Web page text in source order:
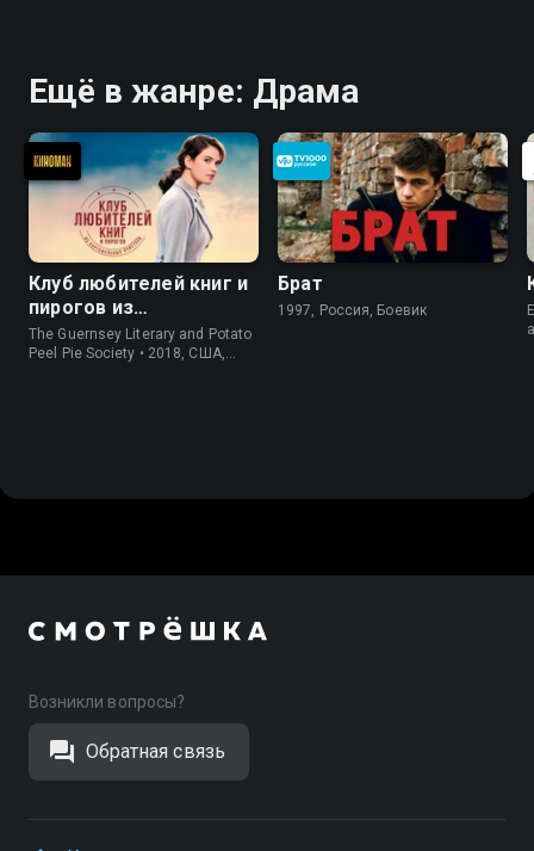
Ещё в жанре: Драма
Клуб любителей книг и
пирогов из
картофельных
очистков
The Guernsey Literary and Potato
Peel Pie Society • 2018, США,
Брат
1997, Россия, Боевик
Возникли вопросы?
Обратная связь